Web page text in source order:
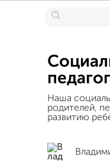
Наша
родителей,
развитию